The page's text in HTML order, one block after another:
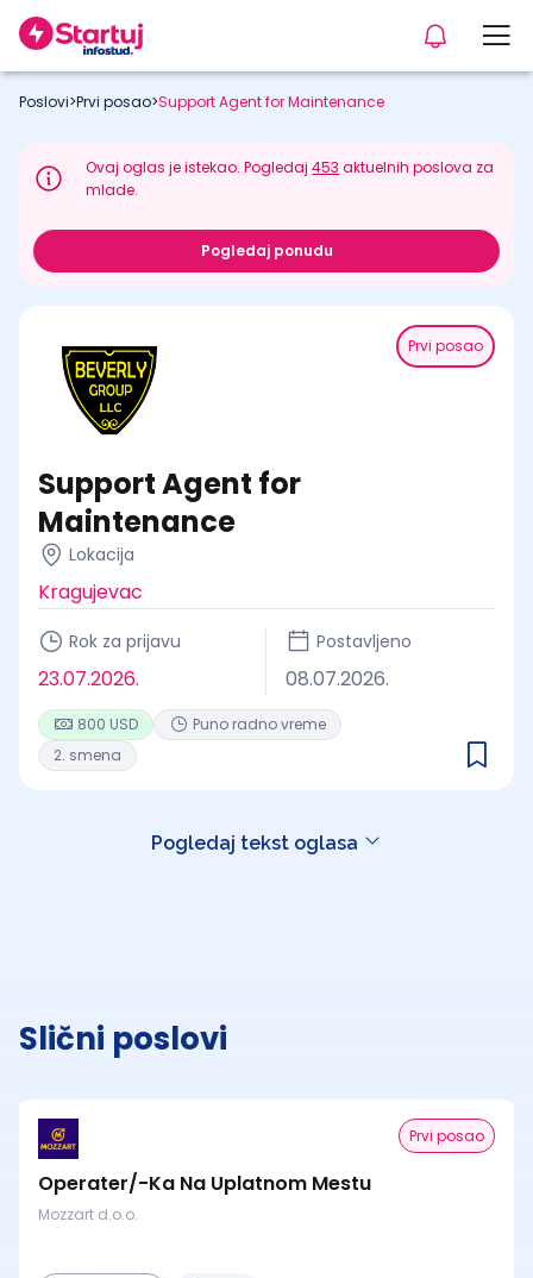
Poslovi>Prvi posao>Support Agent for Maintenance
Ovaj oglas je istekao. Pogledaj453 aktuelnih poslova za
mlade.
Pogledaj ponudu
Prvi posao
Support Agent for
Maintenance
Lokacija
Kragujevac
Rok za prijavu
23.07.2026.
Postavljeno
08.07.2026.
800 USD
Puno radno vreme
2. smena
Pogledaj tekst oglasa
Slični poslovi
Prvi posao
Operater/-Ka Na Uplatnom Mestu
Mozzart d.o.o.